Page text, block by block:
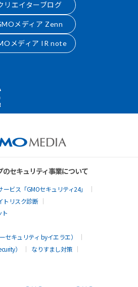
リエイターブログ
メディア Zenn
メディア IR note
のセキュリティ事業について
ビス「GMOセキュリティ24」
トリスク診断
ト
セキュリティ byイエラエ）
）
なりすまし対策